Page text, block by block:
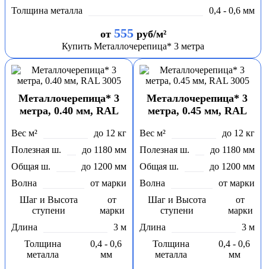
Толщина металла
0,4 - 0,6 мм
от 555руб/м²
Купить Металлочерепица* 3 метра
Металлочерепица* 3
метра, 0.40 мм, RAL
Вес м²
до 12 кг
Полезная ш.
до 1180 мм
Общая ш.
до 1200 мм
Волна
от марки
Шаг и Высота
ступени
от
марки
Длина
3 м
Толщина
металла
0,4 - 0,6
мм
Металлочерепица* 3
метра, 0.45 мм, RAL
Вес м²
до 12 кг
Полезная ш.
до 1180 мм
Общая ш.
до 1200 мм
Волна
от марки
Шаг и Высота
ступени
от
марки
Длина
3 м
Толщина
металла
0,4 - 0,6
мм